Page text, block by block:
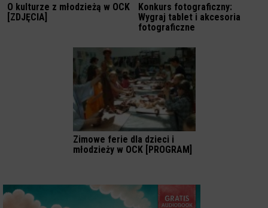
O kulturze z młodzieżą w OCK
[ZDJĘCIA]
Konkurs fotograficzny:
Wygraj tablet i akcesoria
fotograficzne
Zimowe ferie dla dzieci i
młodzieży w OCK [PROGRAM]